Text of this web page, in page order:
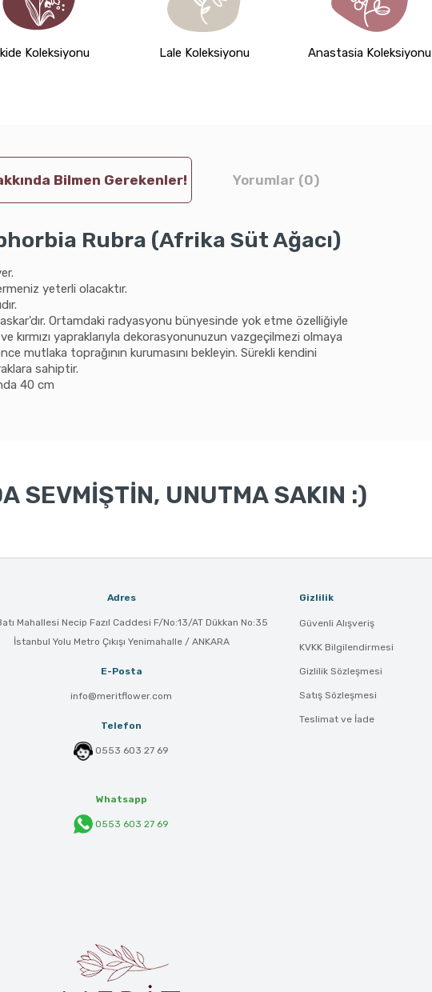
Koleksiyonu Lale Koleksiyonu Anastasia Koleksiyonu
Bilmen Gerekenler! Yorumlar (0)
Rubra (Afrika Süt Ağacı)
yeterli olacaktır.
Ortamdaki radyasyonu bünyesinde yok etme özelliğiyle
kırmızı yapraklarıyla dekorasyonunuzun vazgeçilmezi olmaya
mutlaka toprağının kurumasını bekleyin. Sürekli kendini
sahiptir.
40 cm
SEVMİŞTİN, UNUTMA SAKIN :)
Adres
Mahallesi Necip Fazıl Caddesi F/No:13/AT Dükkan No:35
İstanbul Yolu Metro Çıkışı Yenimahalle / ANKARA
E-Posta
info@meritflower.com
Telefon
0553 603 27 69
Whatsapp
0553 603 27 69
Gizlilik
Güvenli Alışveriş
KVKK Bilgilendirmesi
Gizlilik Sözleşmesi
Satış Sözleşmesi
Teslimat ve İade